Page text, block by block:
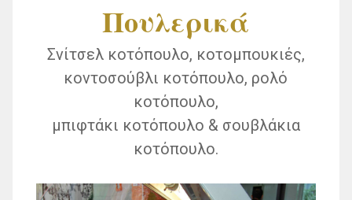
Πουλερικά
Σνίτσελ κοτόπουλο, κοτομπουκιές,
κοντοσούβλι κοτόπουλο, ρολό
κοτόπουλο,
μπιφτάκι κοτόπουλο & σουβλάκια
κοτόπουλο.